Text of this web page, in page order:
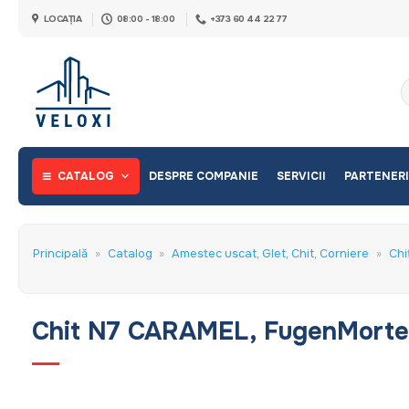
LOCAȚIA 08:00 - 18:00 +373 60 44 22 77
CATALOG DESPRE COMPANIE SERVICII PARTENERI
Principală » Catalog » Amestec uscat, Glet, Chit, Corniere »
Chit N7 CARAMEL,